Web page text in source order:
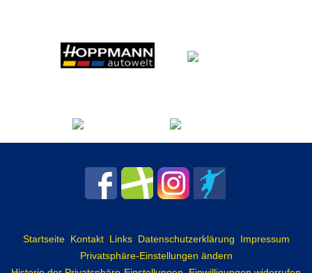
Startseite Kontakt Links Datenschutzerklärung
Impressum
Privatsphäre-Einstellungen ändern